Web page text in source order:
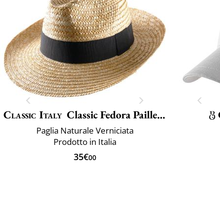
Classic Italy Classic Fedora Paille Large
Paglia Naturale Verniciata
Prodotto in Italia
35€00